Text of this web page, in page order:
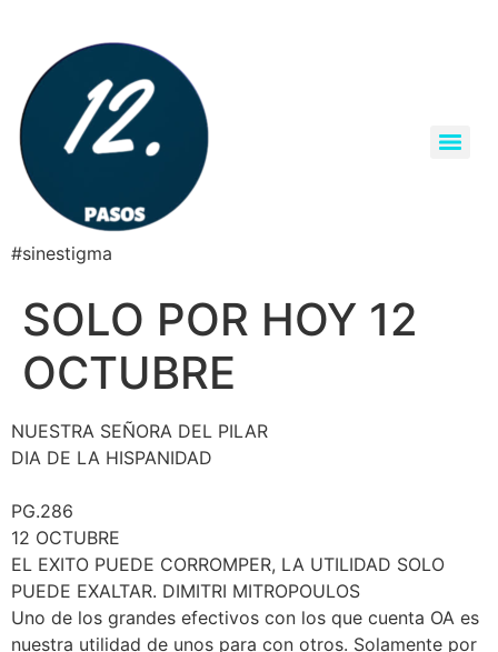
#sinestigma
SOLO POR HOY 12
OCTUBRE
NUESTRA SEÑORA DEL PILAR
DIA DE LA HISPANIDAD
PG.286
12 OCTUBRE
EL EXITO PUEDE CORROMPER, LA UTILIDAD SOLO
PUEDE EXALTAR. DIMITRI MITROPOULOS
Uno de los grandes efectivos con los que cuenta OA es
nuestra utilidad de unos para con otros. Solamente por